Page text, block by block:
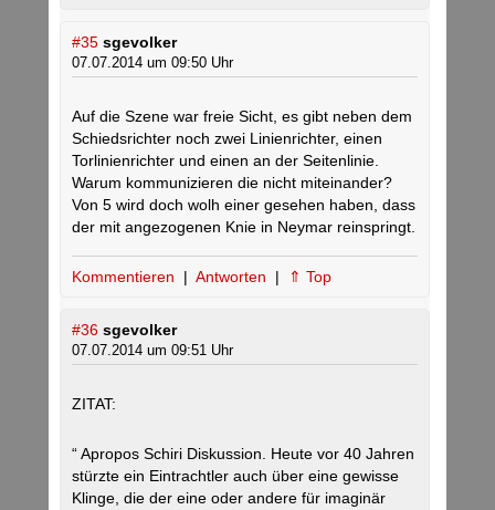
#35 sgevolker
07.07.2014 um 09:50 Uhr
Auf die Szene war freie Sicht, es gibt neben dem
Schiedsrichter noch zwei Linienrichter, einen
Torlinienrichter und einen an der Seitenlinie.
Warum kommunizieren die nicht miteinander?
Von 5 wird doch wolh einer gesehen haben, dass
der mit angezogenen Knie in Neymar reinspringt.
Kommentieren | Antworten | ⇑ Top
#36 sgevolker
07.07.2014 um 09:51 Uhr
ZITAT:
“ Apropos Schiri Diskussion. Heute vor 40 Jahren
stürzte ein Eintrachtler auch über eine gewisse
Klinge, die der eine oder andere für imaginär